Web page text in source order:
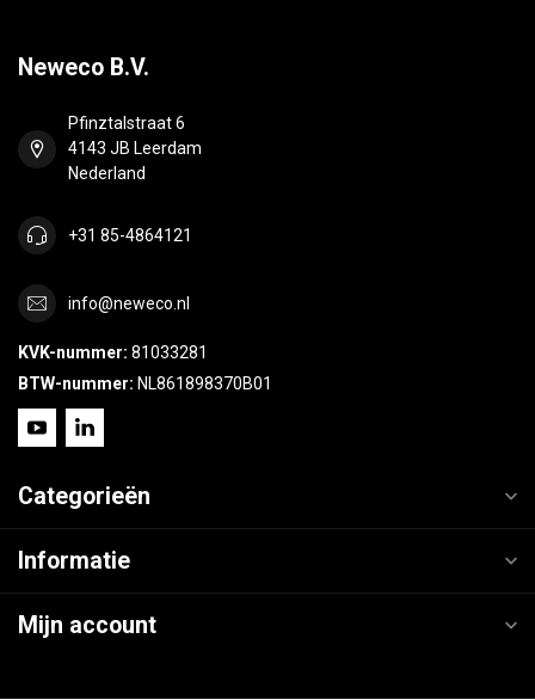
Neweco B.V.
Pfinztalstraat 6
4143 JB Leerdam
Nederland
+31 85-4864121
info@neweco.nl
KVK-nummer: 81033281
BTW-nummer: NL861898370B01
Categorieën
Informatie
Mijn account